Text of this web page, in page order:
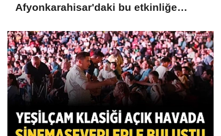
Afyonkarahisar'daki bu etkinliğe